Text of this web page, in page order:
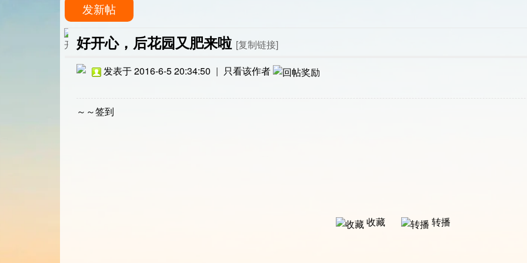
发新帖
好开心，后花园又肥来啦 [复制链接]
发表于 2016-6-5 20:34:50 | 只看该作者
～～签到
收藏 转播